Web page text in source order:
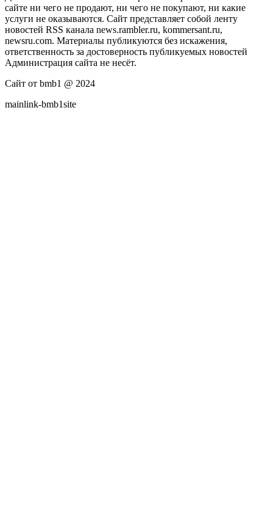
сайте ни чего не продают, ни чего не покупают, ни какие
услуги не оказываются. Сайт представляет собой ленту
новостей RSS канала news.rambler.ru, kommersant.ru,
newsru.com. Материалы публикуются без искажения,
ответственность за достоверность публикуемых новостей
Администрация сайта не несёт.
Сайт от bmb1 @ 2024
mainlink-bmb1site